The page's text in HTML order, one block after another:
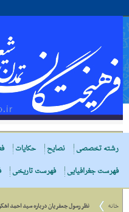
رشته تخصصی
نصایح حکایات
فهرست جغرافیایی
فهرست تاریخی
خانه نظر رسول جعفریان درباره سید احمد